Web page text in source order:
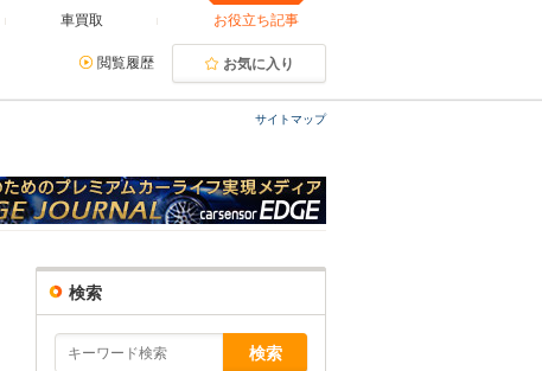
車買取 お役立ち記事
閲覧履歴 お気に入り
サイトマップ
検索